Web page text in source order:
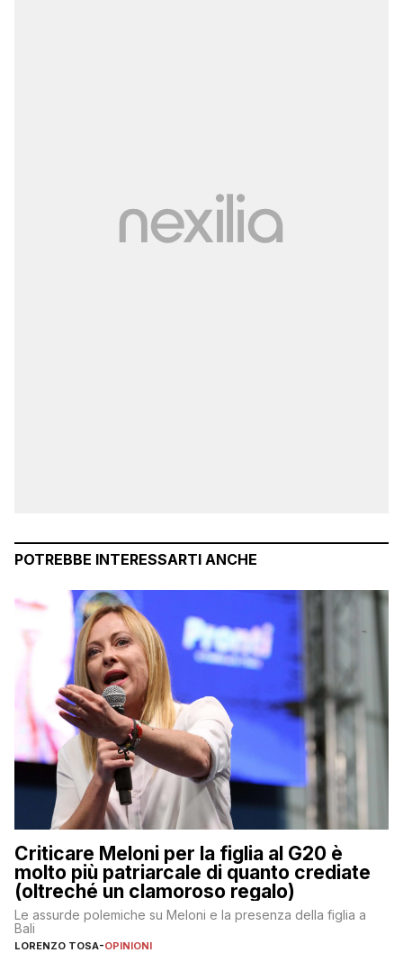
POTREBBE INTERESSARTI ANCHE
Criticare Meloni per la figlia al G20 è
molto più patriarcale di quanto crediate
(oltreché un clamoroso regalo)
Le assurde polemiche su Meloni e la presenza della figlia a
Bali
LORENZO TOSA-OPINIONI